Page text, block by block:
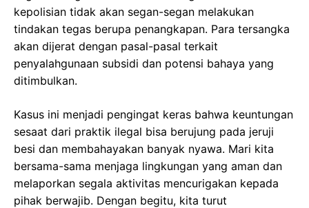
kepolisian tidak akan segan-segan melakukan
tindakan tegas berupa penangkapan. Para tersangka
akan dijerat dengan pasal-pasal terkait
penyalahgunaan subsidi dan potensi bahaya yang
ditimbulkan.
Kasus ini menjadi pengingat keras bahwa keuntungan
sesaat dari praktik ilegal bisa berujung pada jeruji
besi dan membahayakan banyak nyawa. Mari kita
bersama-sama menjaga lingkungan yang aman dan
melaporkan segala aktivitas mencurigakan kepada
pihak berwajib. Dengan begitu, kita turut